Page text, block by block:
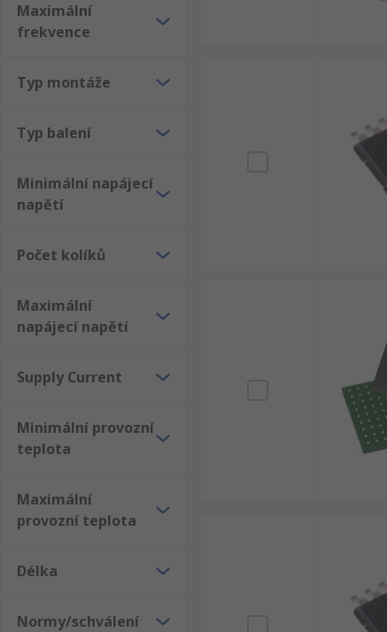
Maximální
frekvence
Typ montáže
Typ balení
Minimální napájecí
napětí
Počet kolíků
Maximální
napájecí napětí
Supply Current
Minimální provozní
teplota
Maximální
provozní teplota
Délka
Normy/schválení